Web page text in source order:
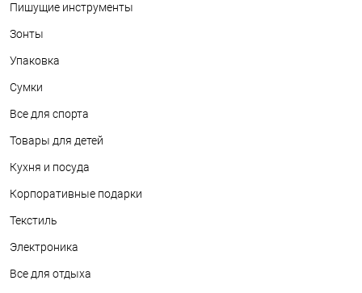
Пишущие инструменты
Зонты
Упаковка
Сумки
Все для спорта
Товары для детей
Кухня и посуда
Корпоративные подарки
Текстиль
Электроника
Все для отдыха